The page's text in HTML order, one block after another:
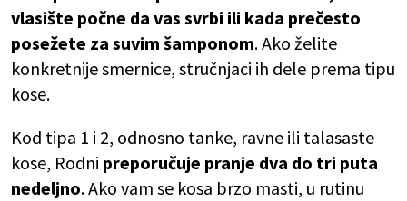
vlasište počne da vas svrbi ili kada prečesto
posežete za suvim šamponom. Ako želite
konkretnije smernice, stručnjaci ih dele prema tipu
kose.
Kod tipa 1 i 2, odnosno tanke, ravne ili talasaste
kose, Rodni preporučuje pranje dva do tri puta
nedeljno. Ako vam se kosa brzo masti, u rutinu